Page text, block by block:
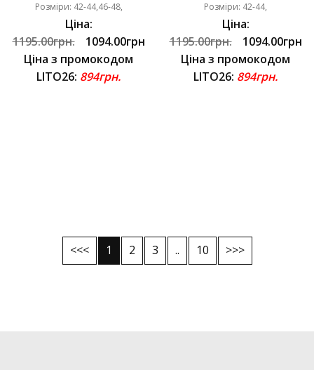
Розміри: 42-44,46-48,
Ціна:
1195.00грн.
1094.00грн
Ціна з промокодом
LITO26: 894грн.
Розміри: 42-44,
Ціна:
1195.00грн.
1094.00грн
Ціна з промокодом
LITO26: 894грн.
<<< 1 2 3 .. 10 >>>